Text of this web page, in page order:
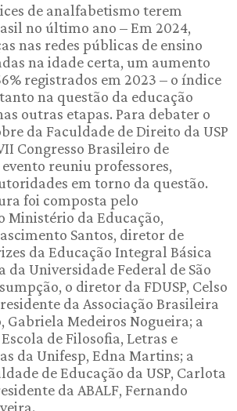
de analfabetismo terem
no último ano – Em 2024,
nas redes públicas de ensino
na idade certa, um aumento
registrados em 2023 – o índice
na questão da educação
outras etapas. Para debater o
da Faculdade de Direito da USP
Congresso Brasileiro de
reuniu professores,
em torno da questão.
foi composta pelo
Ministério da Educação,
Santos, diretor de
da Educação Integral Básica
da Universidade Federal de São
o diretor da FDUSP, Celso
da Associação Brasileira
Gabriela Medeiros Nogueira; a
de Filosofia, Letras e
da Unifesp, Edna Martins; a
de Educação da USP, Carlota
da ABALF, Fernando